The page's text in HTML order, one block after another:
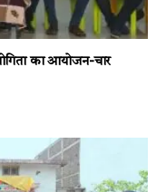
का आयोजन-चार